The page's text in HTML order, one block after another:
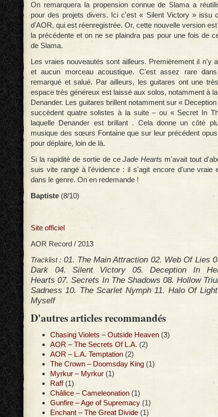
On remarquera la propension connue de Slama a
pour des projets divers. Ici c'est « Silent Victory » issu
d'AOR, qui est réenregistrée. Or, cette nouvelle version
la précédente et on ne se plaindra pas pour une fois de
de Slama.
Les vraies nouveautés sont ailleurs. Premièrement il n'y
et aucun morceau acoustique. C'est assez rare
remarqué et salué. Par ailleurs, les guitares ont une
espace très généreux est laissé aux solos, notamment à
Denander. Les guitares brillent notamment sur «
succèdent quatre solistes à la suite – ou « Secret In
laquelle Denander est brillant . Cela donne un côté
musique des sœurs Fontaine que sur leur précédent
pour déplaire, loin de là.
Si la rapidité de sortie de ceJade Hearts m'avait tout
suis vite rangé à l'évidence : il s'agit encore d'une vraie
dans le genre. On en redemande !
Baptiste (8/10)
Site officiel
AOR Record / 2013
Tracklist : 01. The Main Attraction 02. Web Of Lies
Dark 04.Silent Victory 05.Deception In
Hearts07.Secrets In The Shadows08.Hollow
Sadness10. The Scarlet Nymph11. Halo Of
Myself
D'autres articles recommandés
Chasing Violets – Outside Heaven (3)
AOR – The Secrets Of L.A. (2)
AOR – L.A. Temptation (2)
The Crown – Doomsday King (1)
Myrkur – Myrkur (1)
Raff(1)
Châlice – Cameleonation (1)
Gunfire – Age of Supremacy (1)
Enchant – The Great Divide (1)